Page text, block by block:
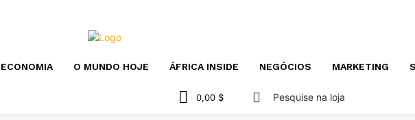
ECONOMIA O MUNDO HOJE ÁFRICA INSIDE NEGÓCIOS MARKETING
0,00 $ Pesquise na loja